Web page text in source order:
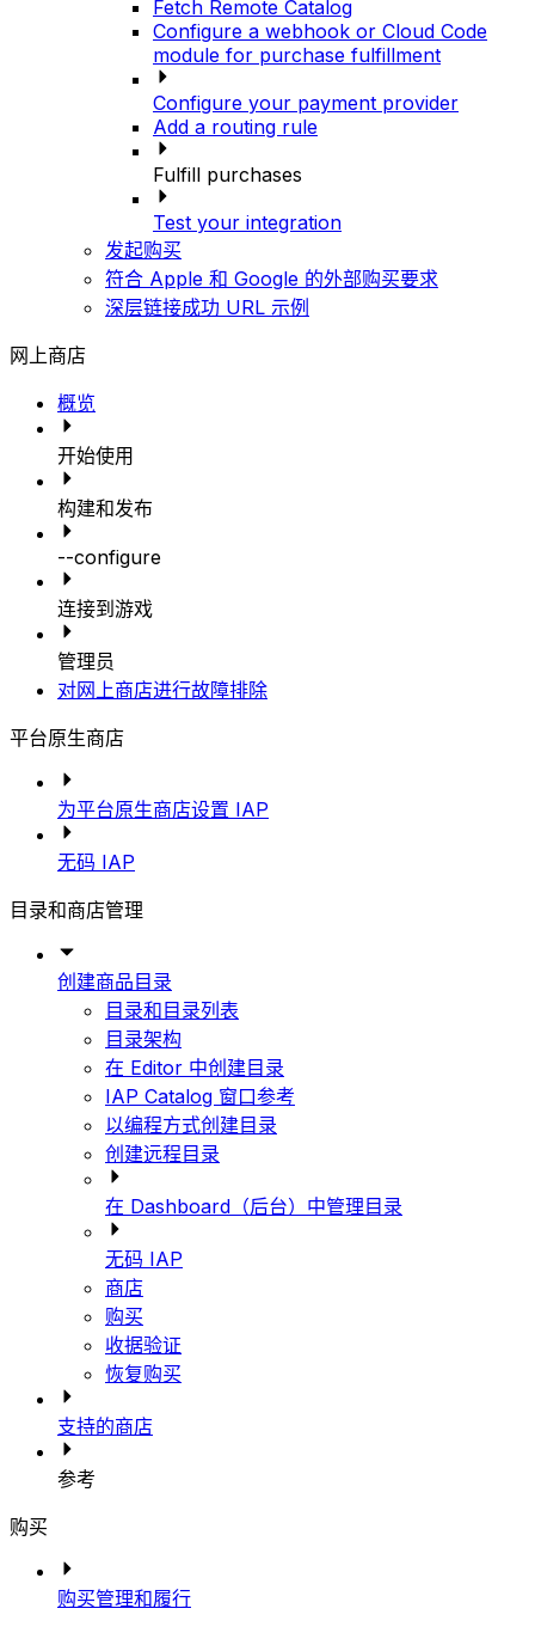
Fetch Remote Catalog
Configure a webhook or Cloud Code
module for purchase fulfillment
Configure your payment provider
Add a routing rule
Fulfill purchases
Test your integration
发起购买
符合 Apple 和 Google 的外部购买要求
深层链接成功 URL 示例
网上商店
概览
开始使用
构建和发布
--configure
连接到游戏
管理员
对网上商店进行故障排除
平台原生商店
为平台原生商店设置 IAP
无码 IAP
目录和商店管理
创建商品目录
目录和目录列表
目录架构
在 Editor 中创建目录
IAP Catalog 窗口参考
以编程方式创建目录
创建远程目录
在 Dashboard（后台）中管理目录
无码 IAP
商店
购买
收据验证
恢复购买
支持的商店
参考
购买
购买管理和履行